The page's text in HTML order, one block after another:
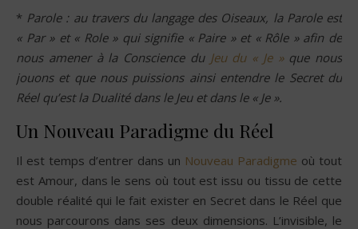
* Parole : au travers du langage des Oiseaux, la Parole est
« Par » et « Role » qui signifie « Paire » et « Rôle » afin de
nous amener à la Conscience du Jeu du « Je »que nous
jouons et que nous puissions ainsi entendre le Secret du
Réel qu’est la Dualité dans le Jeu et dans le « Je ».
Un Nouveau Paradigme du Réel
Il est temps d’entrer dans un Nouveau Paradigme où tout
est Amour, dans le sens où tout est issu ou tissu de cette
double réalité qui le fait exister en Secret dans le Réel que
nous parcourons dans ses deux dimensions. L’invisible, le